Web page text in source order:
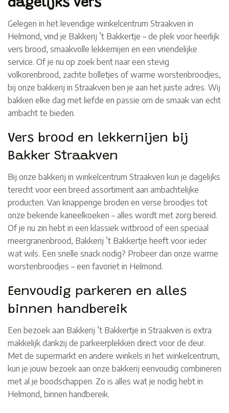
dagelijks vers
Gelegen in het levendige winkelcentrum Straakven in
Helmond, vind je Bakkerij ’t Bakkertje – de plek voor heerlijk
vers brood, smaakvolle lekkernijen en een vriendelijke
service. Of je nu op zoek bent naar een stevig
volkorenbrood, zachte bolletjes of warme worstenbroodjes,
bij onze bakkerij in Straakven ben je aan het juiste adres. Wij
bakken elke dag met liefde en passie om de smaak van echt
ambacht te bieden.
Vers brood en lekkernijen bij
Bakker Straakven
Bij onze bakkerij in winkelcentrum Straakven kun je dagelijks
terecht voor een breed assortiment aan ambachtelijke
producten. Van knapperige broden en verse broodjes tot
onze bekende kaneelkoeken – alles wordt met zorg bereid.
Of je nu zin hebt in een klassiek witbrood of een speciaal
meergranenbrood, Bakkerij ’t Bakkertje heeft voor ieder
wat wils. Een snelle snack nodig? Probeer dan onze warme
worstenbroodjes – een favoriet in Helmond.
Eenvoudig parkeren en alles
binnen handbereik
Een bezoek aan Bakkerij ’t Bakkertje in Straakven is extra
makkelijk dankzij de parkeerplekken direct voor de deur.
Met de supermarkt en andere winkels in het winkelcentrum,
kun je jouw bezoek aan onze bakkerij eenvoudig combineren
met al je boodschappen. Zo is alles wat je nodig hebt in
Helmond, binnen handbereik.